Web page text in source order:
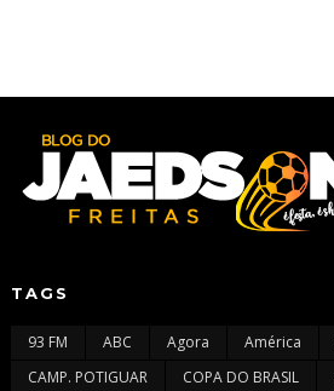
TAGS
93 FM ABC Agora América
CAMP. POTIGUAR
COPA DO BRASIL